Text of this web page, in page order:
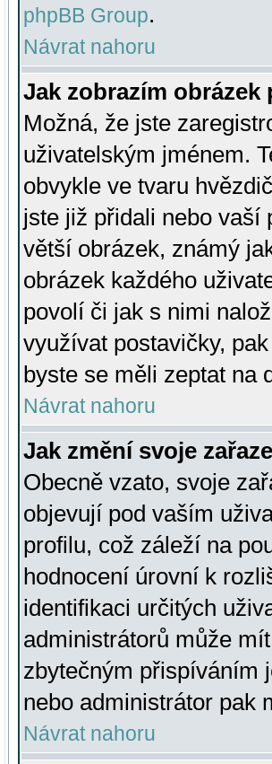
phpBB Group.
Návrat nahoru
Jak zobrazím
Možná, že jste
uživatelským jménem.
obvykle ve tvaru
jste již přidali nebo vaší
větší obrázek, známý
obrázek každého
povolí či jak s nimi
využívat postavičky,
byste se měli zeptat na
Návrat nahoru
Jak změní svoje
Obecně vzato, svoje
objevují pod vaším
profilu, což záleží na
hodnocení úrovní k
identifikaci určitých
administrátorů může
zbytečným přispíváním
nebo administrátor pak
Návrat nahoru